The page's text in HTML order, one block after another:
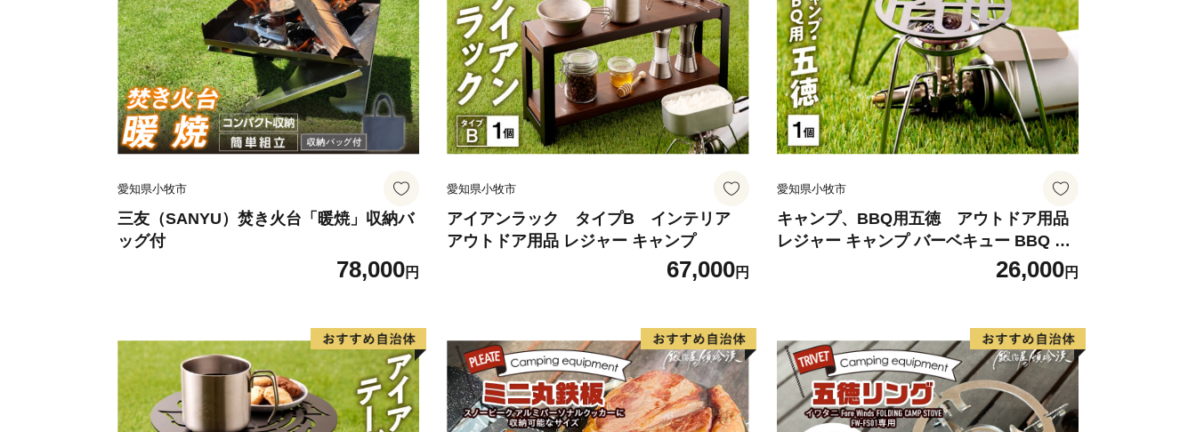
いないことから「幻の果実」と呼ばれています。見た目は普通の柑
橘類ですが、実際に食べてみると独特の風味があります。昔はあま
り知られていませんでしたが、現在ではメディアでも取り上げられ
村の基幹を担う産業に発展しました。
★ABCテレビのニュース情報番組「キャスト」で、「じゃばらい
👉じゃばらポン酢 じゃぽん 360ml×3本
👉その他のじゃばら関連返礼品を見る
愛知県小牧市
三友（SANYU）焚き火台「暖焼」収納バ
ッグ付
78,000円
愛知県小牧市
アイアンラック タイプB インテリア
アウトドア用品 レジャー キャンプ
67,000円
愛知県小牧市
キャンプ、BBQ用五徳 アウトドア用品
レジャー キャンプ バーベキュー BBQ 五
26,000円